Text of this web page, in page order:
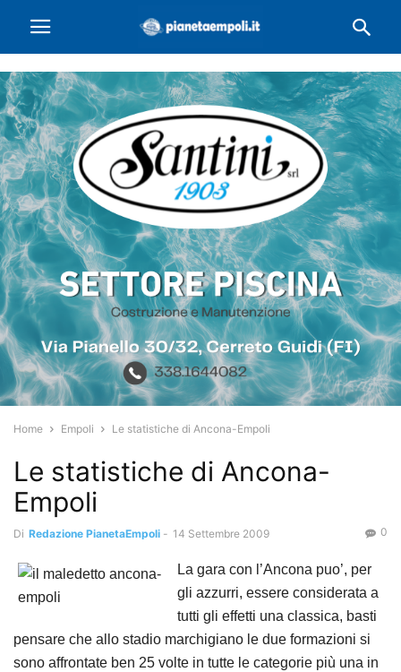
Home Empoli Le statistiche di Ancona-Empoli
Le statistiche di Ancona-
Empoli
Di Redazione PianetaEmpoli - 14 Settembre 2009 0
La gara con l’Ancona puo’, per
gli azzurri, essere considerata a
tutti gli effetti una classica, basti
pensare che allo stadio marchigiano le due formazioni si
sono affrontate ben 25 volte in tutte le categorie più una in